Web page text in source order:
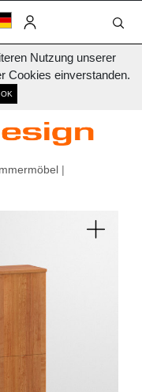
Nutzung unserer
Cookies einverstanden.
OK
|